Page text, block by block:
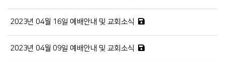
2023년 04월 16일 예배안내 및 교회소식
2023년 04월 09일 예배안내 및 교회소식